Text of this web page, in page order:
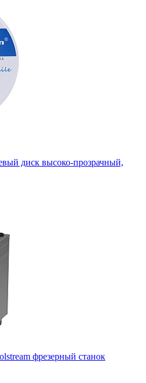
диск высоко-прозрачный,
фрезерный станок